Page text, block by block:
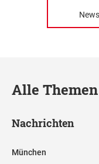
Alle
Nachrichten
München